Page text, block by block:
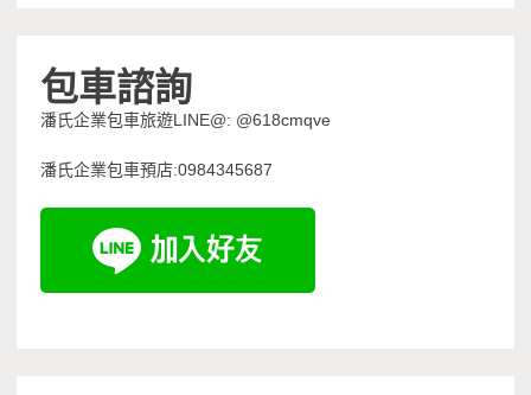
包車諮詢
潘氏企業包車旅遊LINE@: @618cmqve
潘氏企業包車預店:0984345687